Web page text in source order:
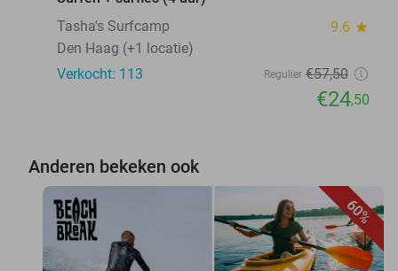
Tasha's Surfcamp
9.6 star
Den Haag (+1 locatie)
Verkocht: 113
Regulier €57,50
€24,50
Anderen bekeken ook
60%